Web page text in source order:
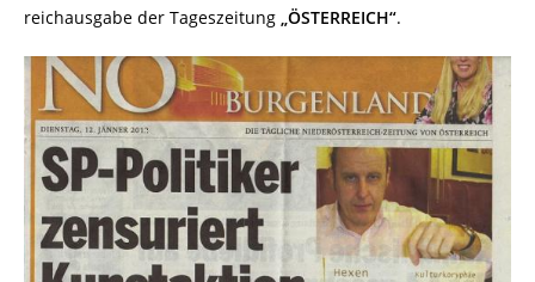
reichausgabe der Tageszeitung „ÖSTERREICH“.